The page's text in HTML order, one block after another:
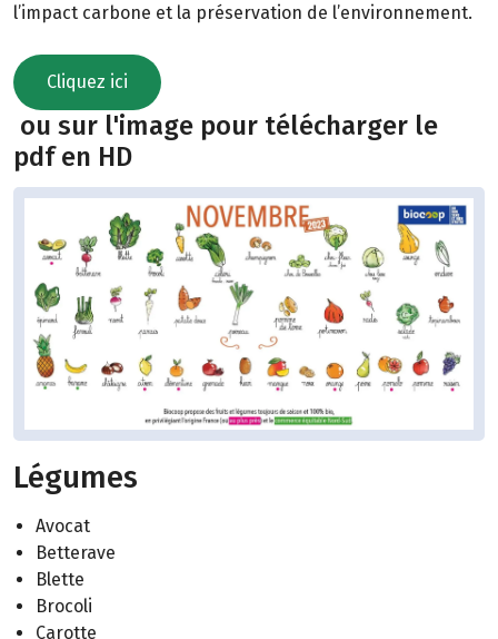
l’impact carbone et la préservation de l’environnement.
Cliquez ici
ou sur l'image pour télécharger le
pdf en HD
Légumes
Avocat
Betterave
Blette
Brocoli
Carotte